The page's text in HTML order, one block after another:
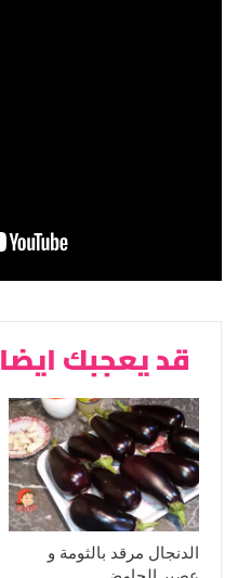
قد يعجبك ايضا
الدنجال مرقد بالثومة و